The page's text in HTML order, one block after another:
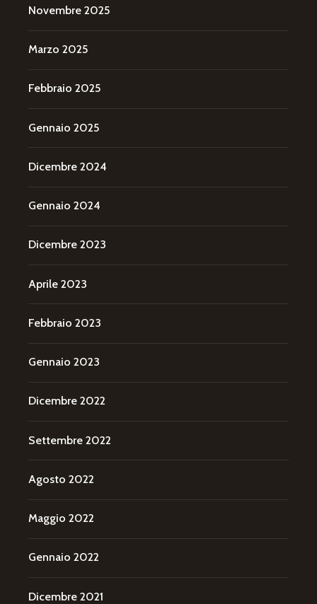
Novembre 2025
Marzo 2025
Febbraio 2025
Gennaio 2025
Dicembre 2024
Gennaio 2024
Dicembre 2023
Aprile 2023
Febbraio 2023
Gennaio 2023
Dicembre 2022
Settembre 2022
Agosto 2022
Maggio 2022
Gennaio 2022
Dicembre 2021